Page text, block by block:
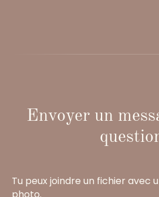
Envoyer un
Tu peux joindre un fichier avec
photo.